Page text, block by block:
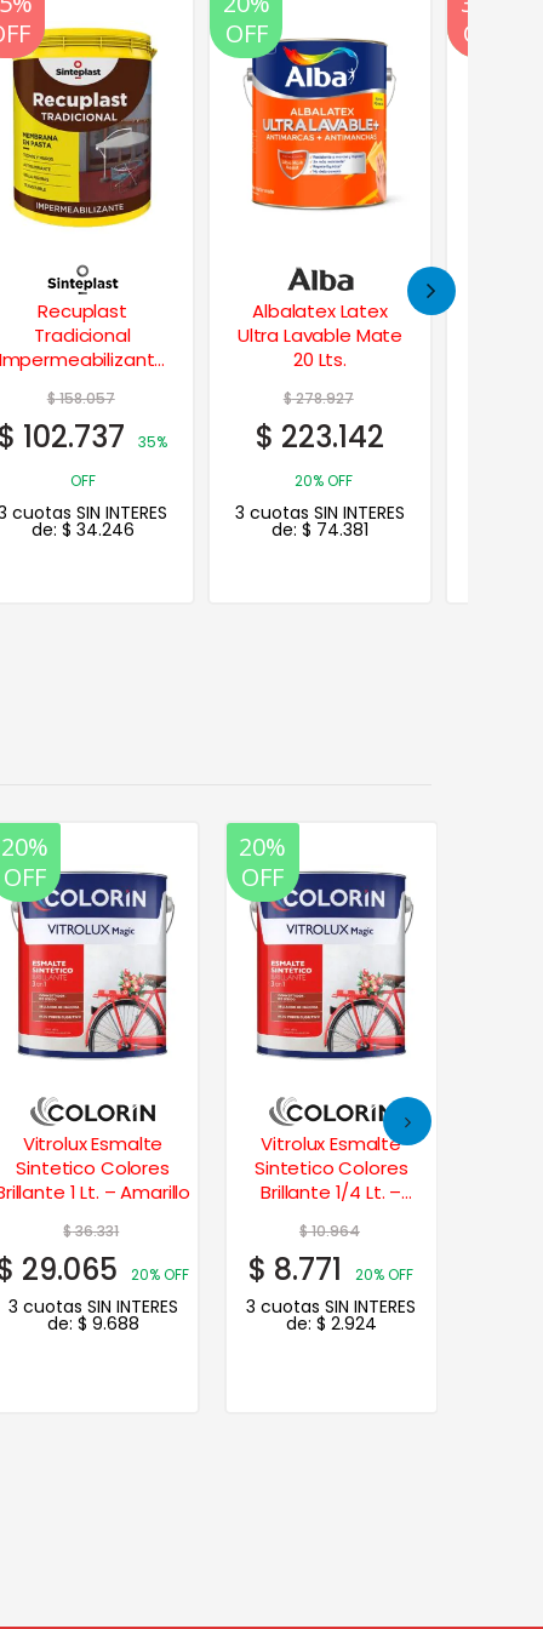
Albalatex Latex
Ultra Lavable Mate
20 Lts.
$278.927
$223.142
20% OFF
cuotas SIN INTERES
de:$ 74.381
OFF
OFF
Albafrent Latex
Frentes Muros
Impermeabilizante
$227.918
148.147
35%
OFF
3 cuotas SIN INTERES
de: $49.382
OFF
20%
OFF
Vitrolux Esmalte
Sintetico Colores
1 Lt. – Amarillo
$36.331
29.065 20% OFF
3 cuotas SIN INTERES
de: $ 9.688
20%
OFF
Vitrolux Esmalte
Sintetico Colores
Brillante 1/4 Lt. –
$10.964
$ 8.771 20% OFF
3 cuotas SIN INTERES
de: $ 2.924